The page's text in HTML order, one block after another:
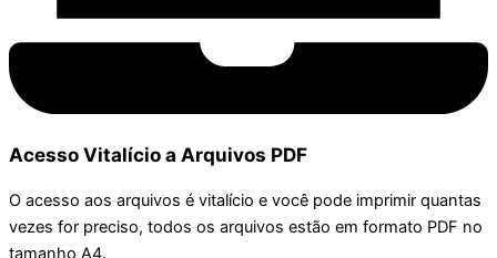
Acesso Vitalício a Arquivos PDF
O acesso aos arquivos é vitalício e você pode imprimir quantas
vezes for preciso, todos os arquivos estão em formato PDF no
tamanho A4.